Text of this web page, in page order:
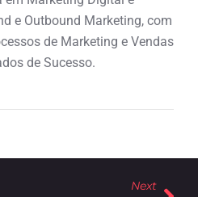
e Outbound Marketing, com
de Marketing e Vendas
de Sucesso.
Next